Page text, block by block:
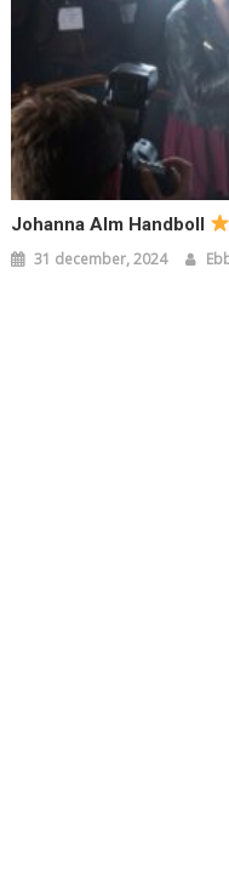
Johanna Alm Handboll
31 december, 2024